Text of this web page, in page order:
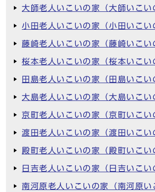
大師老人いこいの家（大師いこい
小田老人いこいの家（小田いこい
藤崎老人いこいの家（藤崎いこい
桜本老人いこいの家（桜本いこい
田島老人いこいの家（田島いこい
大島老人いこいの家（大島いこい
京町老人いこいの家（京町いこい
渡田老人いこいの家（渡田いこい
殿町老人いこいの家（殿町いこい
日吉老人いこいの家（日吉いこい
南河原老人いこいの家（南河原い